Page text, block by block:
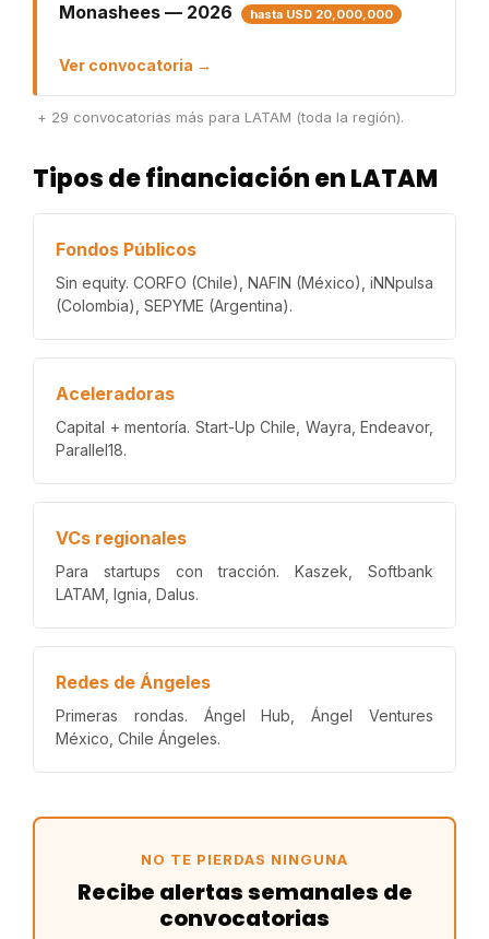
Monashees — 2026 hasta USD 20,000,000
Ver convocatoria →
+ 29 convocatorias más para LATAM (toda la región).
Tipos de financiación en LATAM
Fondos Públicos
Sin equity. CORFO (Chile), NAFIN (México), iNNpulsa
(Colombia), SEPYME (Argentina).
Aceleradoras
Capital + mentoría. Start-Up Chile, Wayra, Endeavor,
Parallel18.
VCs regionales
Para startups con tracción. Kaszek, Softbank
LATAM, Ignia, Dalus.
Redes de Ángeles
Primeras rondas. Ángel Hub, Ángel Ventures
México, Chile Ángeles.
NO TE PIERDAS NINGUNA
Recibe alertas semanales de
convocatorias